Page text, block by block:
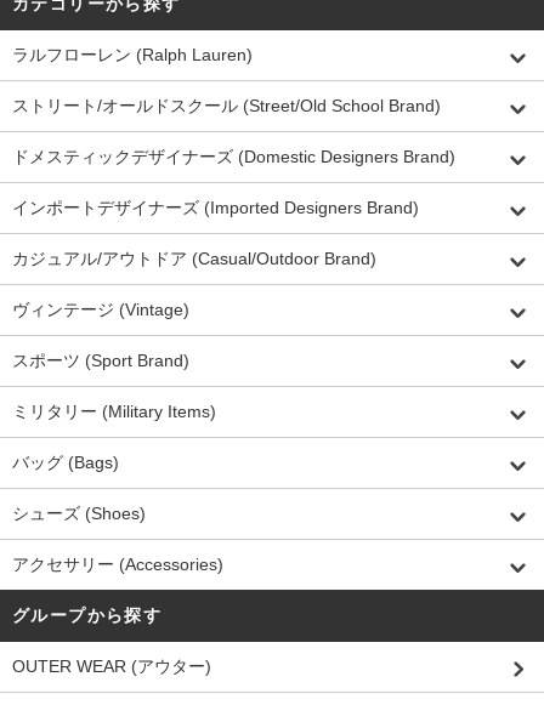
ラルフローレン (Ralph Lauren)
ストリート/オールドスクール (Street/Old School Brand)
ドメスティックデザイナーズ (Domestic Designers Brand)
インポートデザイナーズ (Imported Designers Brand)
カジュアル/アウトドア (Casual/Outdoor Brand)
ヴィンテージ (Vintage)
スポーツ (Sport Brand)
ミリタリー (Military Items)
バッグ (Bags)
シューズ (Shoes)
アクセサリー (Accessories)
グループから探す
OUTER WEAR (アウター)